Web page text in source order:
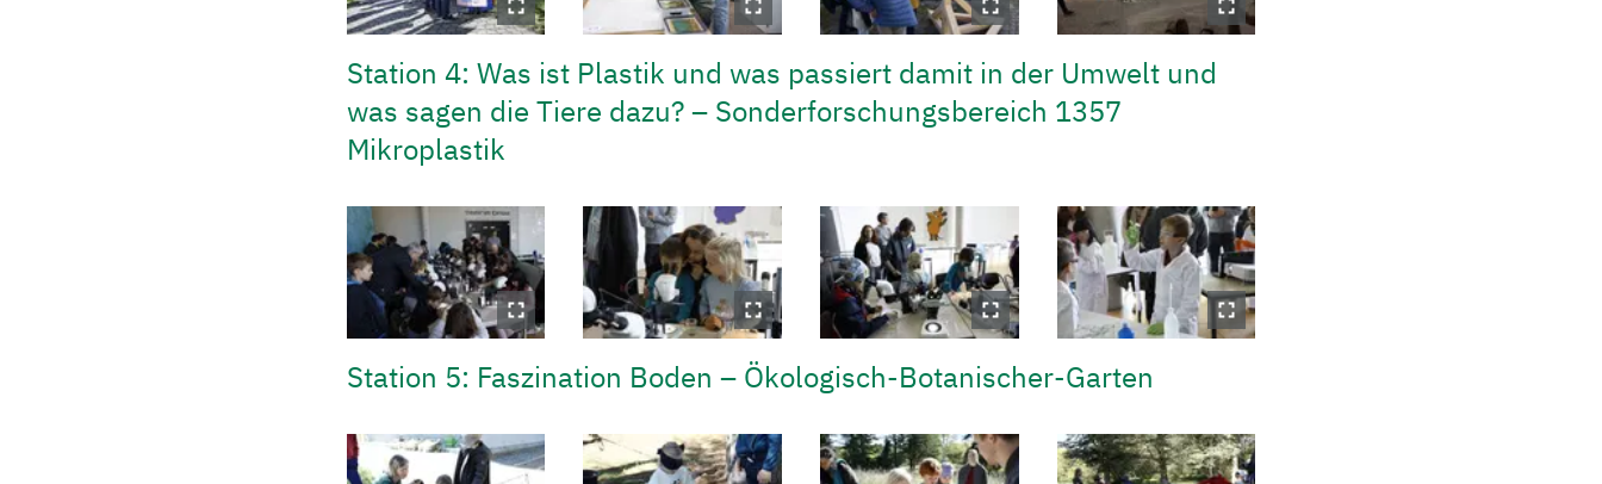
Station 4: Was ist Plastik und was passiert damit in der Umwelt und
was sagen die Tiere dazu? – Sonderforschungsbereich 1357
Mikroplastik
Station 5: Faszination Boden – Ökologisch-Botanischer-Garten